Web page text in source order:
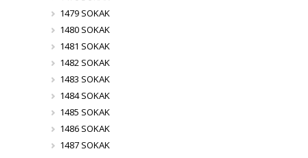
1479 SOKAK
1480 SOKAK
1481 SOKAK
1482 SOKAK
1483 SOKAK
1484 SOKAK
1485 SOKAK
1486 SOKAK
1487 SOKAK